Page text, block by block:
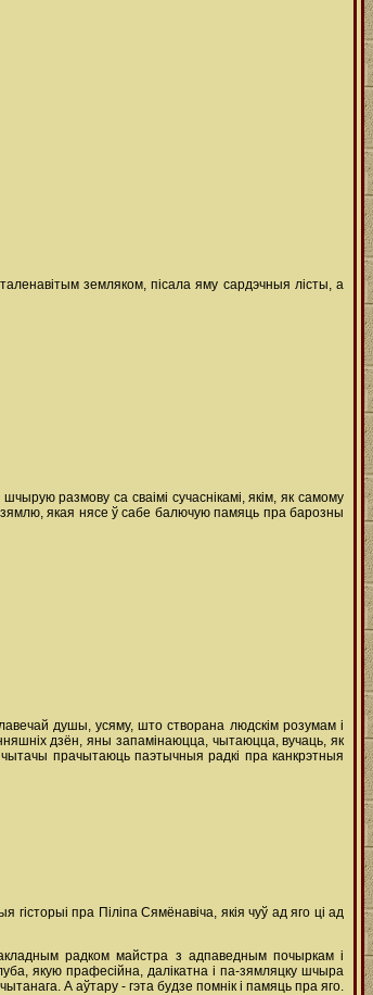
земляком, пісала яму сардэчныя лісты, а
размову са сваімі сучаснікамі, якім, як самому
якая нясе ў сабе балючую памяць пра барозны
душы, усяму, што створана людскім розумам і
дзён, яны запамінаюцца, чытаюцца, вучаць, як
прачытаюць паэтычныя радкі пра канкрэтныя
пра Піліпа Сямёнавіча, якія чуў ад яго ці ад
радком майстра з адпаведным почыркам і
якую прафесійна, далікатна і па-зямляцку шчыра
А аўтару - гэта будзе помнік і памяць пра яго.